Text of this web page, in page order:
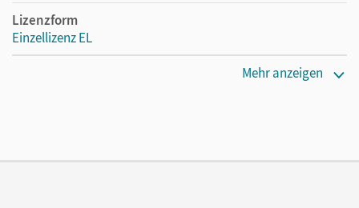
Lizenzform
Einzellizenz EL
Mehr anzeigen